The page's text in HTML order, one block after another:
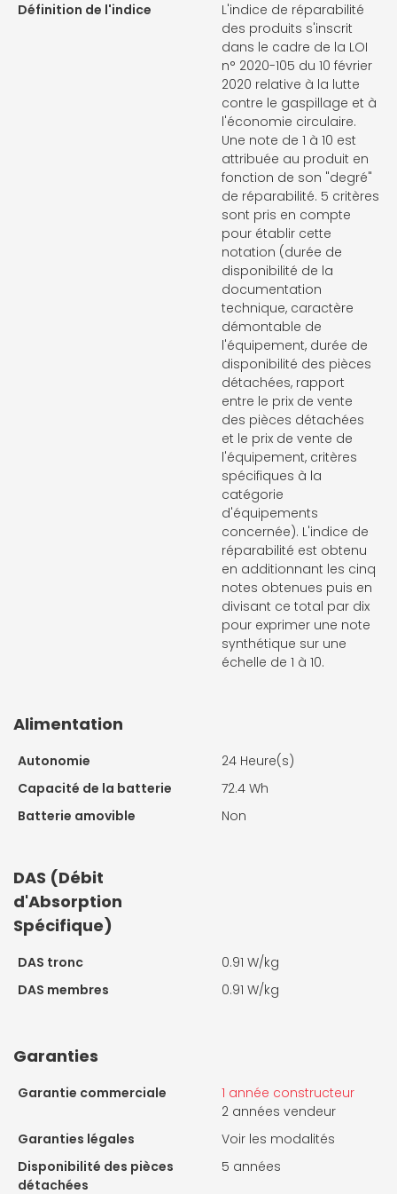
Définition de l'indice
L'indice de réparabilité
des produits s'inscrit
dans le cadre de la LOI
n° 2020-105 du 10 février
2020 relative à la lutte
contre le gaspillage et à
l'économie circulaire.
Une note de 1 à 10 est
attribuée au produit en
fonction de son "degré"
de réparabilité. 5 critères
sont pris en compte
pour établir cette
notation (durée de
disponibilité de la
documentation
technique, caractère
démontable de
l'équipement, durée de
disponibilité des pièces
détachées, rapport
entre le prix de vente
des pièces détachées
et le prix de vente de
l'équipement, critères
spécifiques à la
catégorie
d'équipements
concernée). L'indice de
réparabilité est obtenu
en additionnant les cinq
notes obtenues puis en
divisant ce total par dix
pour exprimer une note
synthétique sur une
échelle de 1 à 10.
Alimentation
Autonomie
24 Heure(s)
Capacité de la batterie
72.4 Wh
Batterie amovible
Non
DAS (Débit
d'Absorption
Spécifique)
DAS tronc
0.91 W/kg
DAS membres
0.91 W/kg
Garanties
Garantie commerciale
1 année constructeur
2 années vendeur
Garanties légales
Voir les modalités
Disponibilité des pièces
détachées
5 années